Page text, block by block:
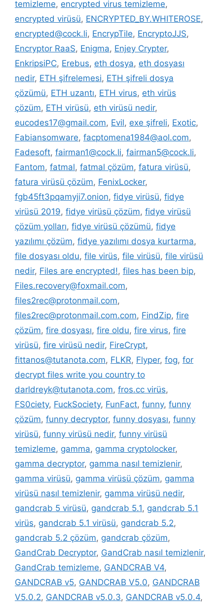
temizleme, encrypted virus temizleme,
encrypted virüsü, ENCRYPTED_BY.WHITEROSE,
encrypted@cock.li, EncrypTile, EncryptoJJS,
Encryptor RaaS, Enigma, Enjey Crypter,
EnkripsiPC, Erebus, eth dosya, eth dosyası
nedir, ETH şifrelemesi, ETH şifreli dosya
çözümü, ETH uzantı, ETH virus, eth virüs
çözüm, ETH virüsü, eth virüsü nedir,
eucodes17@gmail.com, Evil, exe şifreli, Exotic,
Fabiansomware, facptomena1984@aol.com,
Fadesoft, fairman1@cock.li, fairman5@cock.li,
Fantom, fatmal, fatmal çözüm, fatura virüsü,
fatura virüsü çözüm, FenixLocker,
fgb45ft3pqamyji7.onion, fidye virüsü, fidye
virüsü 2019, fidye virüsü çözüm, fidye virüsü
çözüm yolları, fidye virüsü çözümü, fidye
yazılımı çözüm, fidye yazılımı dosya kurtarma,
file dosyası oldu, file virüs, file virüsü, file virüsü
nedir, Files are encrypted!, files has been bip,
Files.recovery@foxmail.com,
files2rec@protonmail.com,
files2rec@protonmail.com.com, FindZip, fire
çözüm, fire dosyası, fire oldu, fire virus, fire
virüsü, fire virüsü nedir, FireCrypt,
fittanos@tutanota.com, FLKR, Flyper, fog, for
decrypt files write you country to
darldreyk@tutanota.com, fros.cc virüs,
FS0ciety, FuckSociety, FunFact, funny, funny
çözüm, funny decryptor, funny dosyası, funny
virüsü, funny virüsü nedir, funny virüsü
temizleme, gamma, gamma cryptolocker,
gamma decryptor, gamma nasıl temizlenir,
gamma virüsü, gamma virüsü çözüm, gamma
virüsü nasıl temizlenir, gamma virüsü nedir,
gandcrab 5 virüsü, gandcrab 5.1, gandcrab 5.1
virüs, gandcrab 5.1 virüsü, gandcrab 5.2,
gandcrab 5.2 çözüm, gandcrab çözüm,
GandCrab Decryptor, GandCrab nasıl temizlenir,
GandCrab temizleme, GANDCRAB V4,
GANDCRAB v5, GANDCRAB V5.0, GANDCRAB
V5.0.2, GANDCRAB v5.0.3, GANDCRAB v5.0.4,